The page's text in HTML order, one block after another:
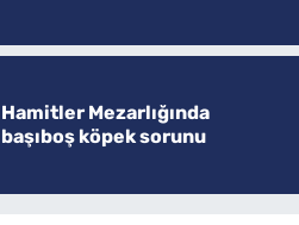
Hamitler Mezarlığında
başıboş köpek sorunu